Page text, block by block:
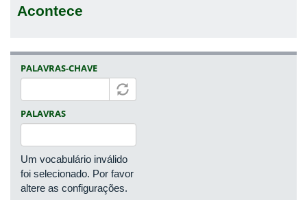
Acontece
PALAVRAS-CHAVE
PALAVRAS
Um vocabulário inválido
foi selecionado. Por favor
altere as configurações.